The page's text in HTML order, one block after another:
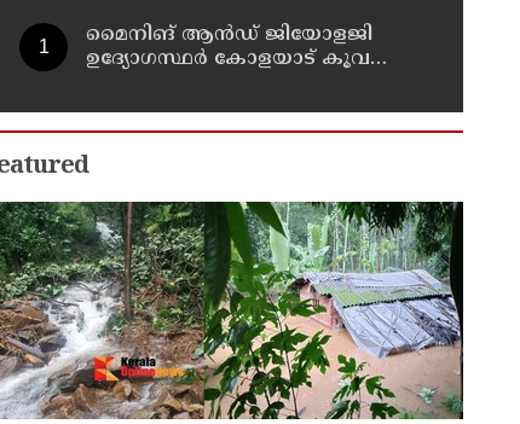
മൈനിങ് ആൻഡ്​ ജിയോളജി
ഉദ്യോഗസ്ഥർ കോളയാട് കൂവ